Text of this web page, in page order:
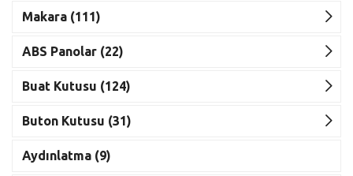
Makara (111)
ABS Panolar (22)
Buat Kutusu (124)
Buton Kutusu (31)
Aydınlatma (9)